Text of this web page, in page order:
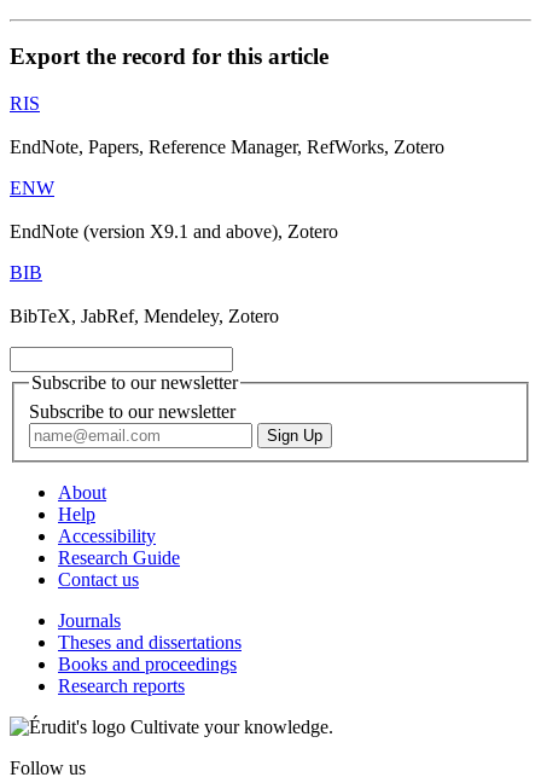
Export the record for this article
RIS
EndNote, Papers, Reference Manager, RefWorks, Zotero
ENW
EndNote (version X9.1 and above), Zotero
BIB
BibTeX, JabRef, Mendeley, Zotero
Subscribe to our newsletter
Subscribe to our newsletter
About
Help
Accessibility
Research Guide
Contact us
Journals
Theses and dissertations
Books and proceedings
Research reports
Cultivate your knowledge.
Follow us